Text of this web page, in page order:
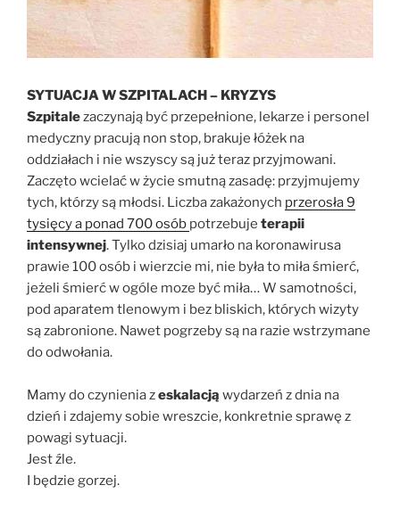
SYTUACJA W SZPITALACH– KRYZYS
Szpitalezaczynają być przepełnione, lekarze i personel
medyczny pracują non stop, brakuje łóżek na
oddziałach i nie wszyscy są już teraz przyjmowani.
Zaczęto wcielać w życie smutną zasadę: przyjmujemy
tych, którzy są młodsi. Liczba zakażonych przerosła 9
tysięcy a ponad 700 osób potrzebuje terapii
intensywnej. Tylko dzisiaj umarło na koronawirusa
prawie 100 osób i wierzcie mi, nie była to miła śmierć,
jeżeli śmierć w ogóle moze być miła… W samotności,
pod aparatem tlenowym i bez bliskich, których wizyty
są zabronione. Nawet pogrzeby są na razie wstrzymane
do odwołania.
Mamy do czynienia zeskalacją wydarzeń z dnia na
dzień i zdajemy sobie wreszcie, konkretnie sprawę z
powagi sytuacji.
Jest źle.
I będzie gorzej.